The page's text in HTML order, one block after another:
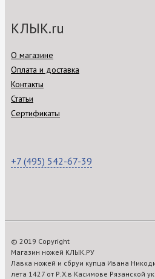
КЛЫК.ru
О магазине
Оплата и доставка
Контакты
Статьи
Сертификаты
+7 (495) 542-67-39
© 2019 Copyright
Магазин ножей КЛЫК.РУ
Лавка ножей и сбруи купца Ивана
лета 1427 от Р.Х.в Касимове Рязанской